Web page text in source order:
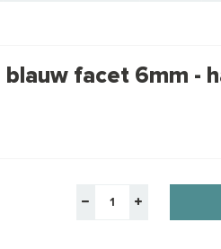
blauw facet 6mm -